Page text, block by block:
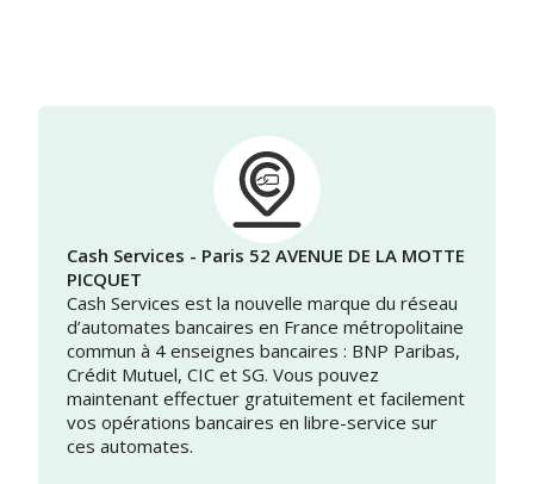
Cash Services - Paris 52 AVENUE DE LA MOTTE
PICQUET
Cash Services est la nouvelle marque du réseau
d’automates bancaires en France métropolitaine
commun à 4 enseignes bancaires : BNP Paribas,
Crédit Mutuel, CIC et SG. Vous pouvez
maintenant effectuer gratuitement et facilement
vos opérations bancaires en libre-service sur
ces automates.